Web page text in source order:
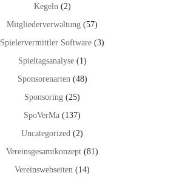
Kegeln(2)
Mitgliederverwaltung (57)
Spielervermittler Software (3)
Spieltagsanalyse(1)
Sponsorenarten(48)
Sponsoring (25)
SpoVerMa (137)
Uncategorized (2)
Vereinsgesamtkonzept (81)
Vereinswebseiten (14)